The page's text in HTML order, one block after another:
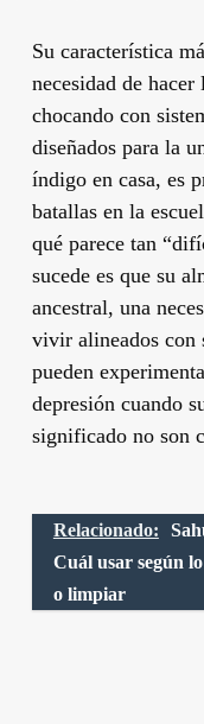
Su característica
necesidad de hacer
chocando con
diseñados para la
índigo en casa, es
batallas en la
qué parece tan
sucede es que su
ancestral, una
vivir alineados con
pueden
depresión cuando
significado no son
Relacionado:
Cuál usar según
o limpiar